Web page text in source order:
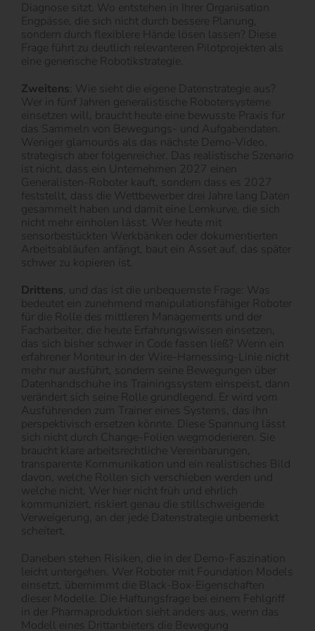
Diagnose sitzt. Wo entstehen in Ihrer Organisation
Engpässe, die sich nicht durch bessere Planung,
sondern durch flexiblere Hände lösen lassen? Diese
Frage führt zu deutlich relevanteren Pilotprojekten als
eine generische Robotikstrategie.
Zweitens: Wie sieht die eigene Datenstrategie aus?
Wer in fünf Jahren generalistische Robotersysteme
einsetzen will, braucht heute eine bewusste Praxis für
das Sammeln von Bewegungs- und Aufgabendaten.
Weniger glamourös als das nächste Demo-Video,
strategisch aber folgenreicher. Das realistische Szenario
ist nicht, dass ein Unternehmen 2027 einen
Generalisten-Roboter kauft, sondern dass es 2027
feststellt, dass die Wettbewerber drei Jahre lang Daten
gesammelt haben und damit eine Lernkurve, die sich
nicht mehr einholen lässt. Wer heute mit
sensorbestückten Werkbänken oder dokumentierten
Arbeitsabläufen anfängt, baut ein Asset auf, das später
schwer zu kopieren ist.
Drittens, und das ist die unbequemste Frage: Was
bedeutet ein zunehmend manipulationsfähiger Roboter
für die Rolle des mittleren Managements und der
Facharbeiter, die heute Erfahrungswissen einsetzen,
das sich bisher schwer in Code fassen ließ? Wenn ein
erfahrener Monteur in der Wire-Harnessing-Linie nicht
mehr nur ausführt, sondern seine Bewegungen über
Datenhandschuhe ins Trainingssystem einspeist, dann
verändert sich seine Rolle grundlegend. Er wird vom
Ausführenden zum Trainer eines Systems, das ihn
perspektivisch ersetzen könnte. Diese Spannung lässt
sich nicht durch Change-Folien wegmoderieren. Sie
braucht klare arbeitsrechtliche Vereinbarungen,
transparente Kommunikation und ein realistisches Bild
davon, welche Rollen sich verschieben werden und
welche nicht. Wer hier nicht früh und ehrlich
kommuniziert, riskiert genau die stillschweigende
Verweigerung, an der jede Datenstrategie unbemerkt
scheitert.
Daneben stehen Risiken, die in der Demo-Faszination
leicht untergehen. Wer Roboter mit Foundation Models
einsetzt, übernimmt die Black-Box-Eigenschaften
dieser Modelle. Die Haftungsfrage bei einem Fehlgriff
in der Pharmaproduktion sieht anders aus, wenn das
Modell eines Drittanbieters die Bewegung